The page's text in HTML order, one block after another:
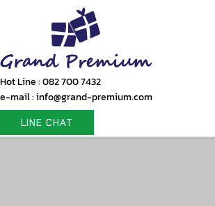
Hot Line : 082 700 7432
e-mail : info@grand-premium.com
LINE CHAT